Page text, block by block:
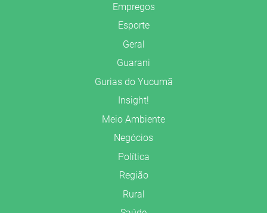
Empregos
Esporte
Geral
Guarani
Gurias do Yucumã
Insight!
Meio Ambiente
Negócios
Política
Região
Rural